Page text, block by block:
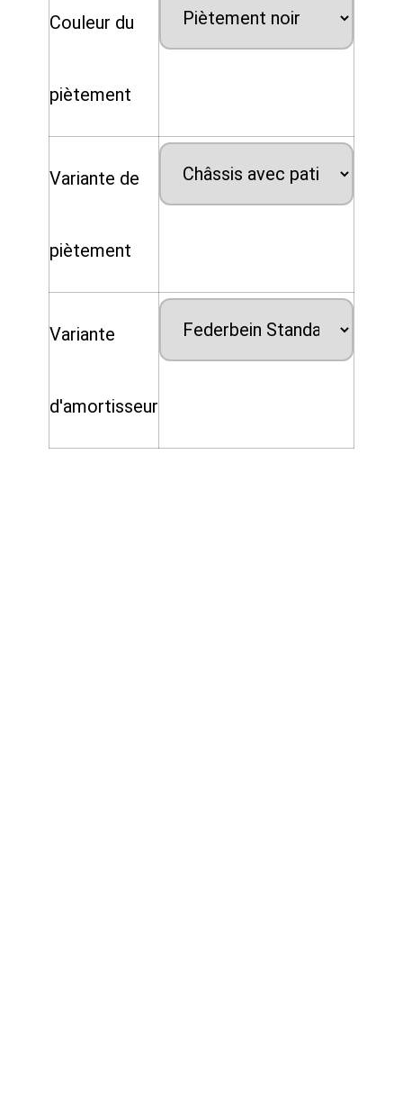
Couleur du
piètement
Variante de
piètement
Variante
d'amortisseur